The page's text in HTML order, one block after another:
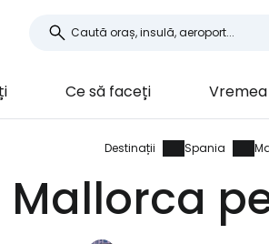
Ce să faceți Vremea
Destinații Spania
Mallorca